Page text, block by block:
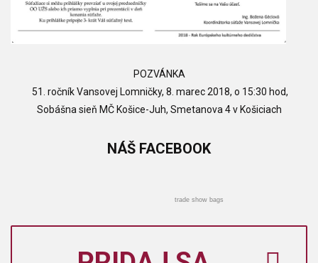
POZVÁNKA
51. ročník Vansovej Lomničky, 8. marec 2018, o 15:30 hod,
Sobášna sieň MČ Košice-Juh, Smetanova 4 v Košiciach
NÁŠ FACEBOOK
trade show bags